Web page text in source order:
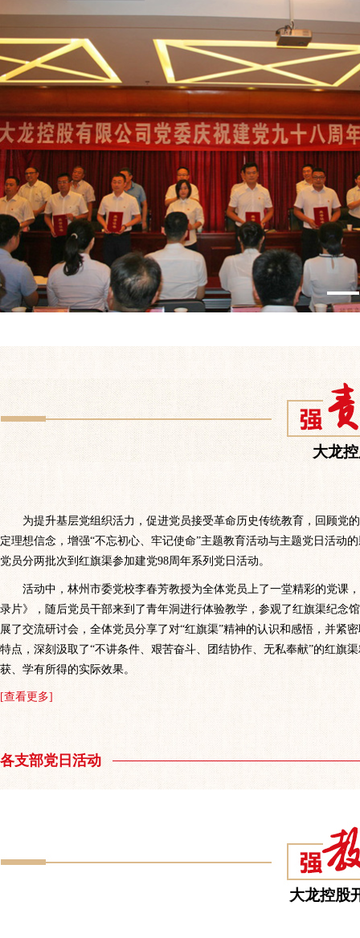
大龙
为提升基层党组织活力，促进党员接受革命历史传统教育，回顾党
定理想信念，增强“不忘初心、牢记使命”主题教育活动与主题党日活动
党员分两批次到红旗渠参加建党98周年系列党日活动。
活动中，林州市委党校李春芳教授为全体党员上了一堂精彩的党课
录片》，随后党员干部来到了青年洞进行体验教学，参观了红旗渠纪念
展了交流研讨会，全体党员分享了对“红旗渠”精神的认识和感悟，并紧
特点，深刻汲取了“不讲条件、艰苦奋斗、团结协作、无私奉献”的红旗
获、学有所得的实际效果。
[查看更多]
各支部党日活动
大龙控股